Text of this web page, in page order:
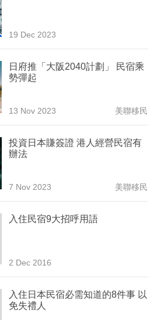
19 Dec 2023
日府推「大阪2040計劃」 民宿乘
勢彈起
13 Nov 2023 美聯移民
投資日本賺簽證 港人經營民宿有
辦法
7 Nov 2023 美聯移民
入住民宿9大招呼用語
2 Dec 2016
入住日本民宿必需知道的8件事 以
免失禮人